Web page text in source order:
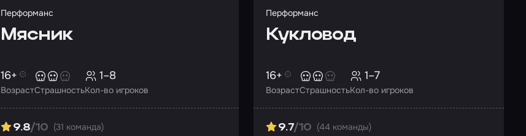
Перформанс
Мясник
Возраст
16+
СтрашностьКол-во игроков
1–8
9.8/10 (31 команда)
Перформанс
Кукловод
Возраст
16+
СтрашностьКол-во игроков
1–7
9.7/10 (44 команды)